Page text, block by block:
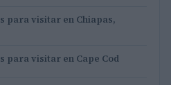
para visitar en Chiapas,
para visitar en Cape Cod